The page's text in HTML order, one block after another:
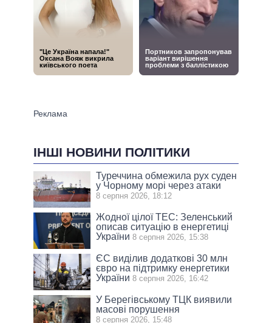
ІНШІ НОВИНИ ПОЛІТИКИ
Туреччина обмежила рух суден
у Чорному морі через атаки
8 серпня 2026, 18:12
Жодної цілої ТЕС: Зеленський
описав ситуацію в енергетиці
України 8 серпня 2026, 15:38
ЄС виділив додаткові 30 млн
євро на підтримку енергетики
України 8 серпня 2026, 16:42
У Берегівському ТЦК виявили
масові порушення
8 серпня 2026, 15:48